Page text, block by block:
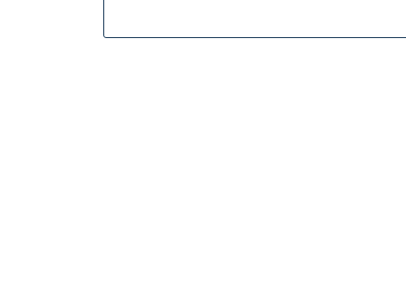
Speedtest